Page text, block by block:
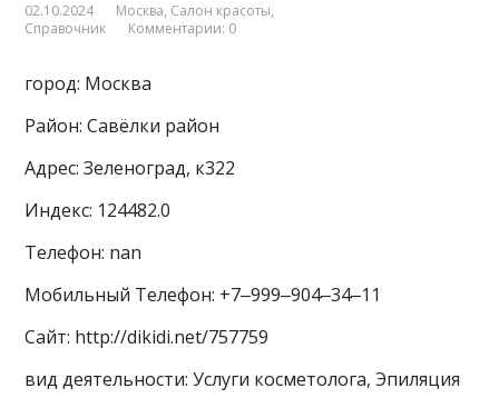
02.10.2024 Москва, Салон красоты,
Справочник
Комментарии: 0
город: Москва
Район: Савёлки район
Адрес: Зеленоград, к322
Индекс: 124482.0
Телефон: nan
Мобильный Телефон: +7‒999‒904‒34‒11
Сайт: http://dikidi.net/757759
вид деятельности: Услуги косметолога, Эпиляция